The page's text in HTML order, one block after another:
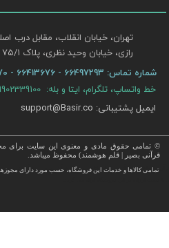
© تمامی حقوق مادی و معنوی این سایت برای
قرآنی بصیر | قلم هوشمند) محفوظ میباشد.
تمامی كالاها و خدمات این فروشگاه، حسب مورد دارای
، انواع قلم قرآنی ، انواع کتاب نفیس و قرآن نفیس , قرآن
تهران، خیابان انقلاب، مقابل درب
رازی، خیابان وحید نظری، پلاک ۷۵/۱​​​​​​​
شماره تماس:
خط واتساپ، تلگرام، ایتا و بله: 09902339100
ایمیل پشتیبانی: support@Basir.co